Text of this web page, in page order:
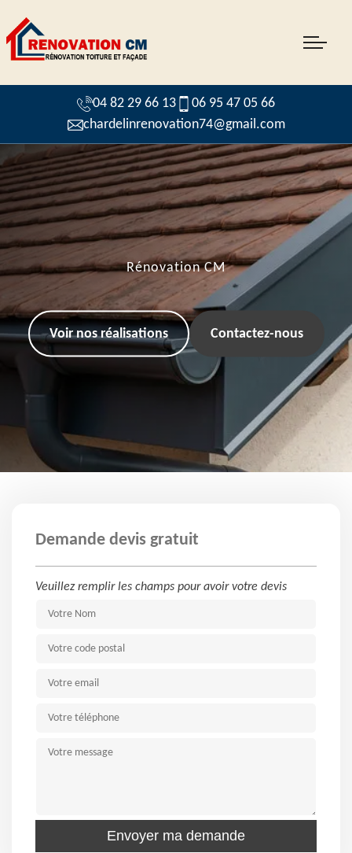
04 82 29 66 13
06 95 47 05 66
chardelinrenovation74@gmail.com
Rénovation CM
Voir nos réalisations Contactez-nous
Demande devis gratuit
Veuillez remplir les champs pour avoir votre devis